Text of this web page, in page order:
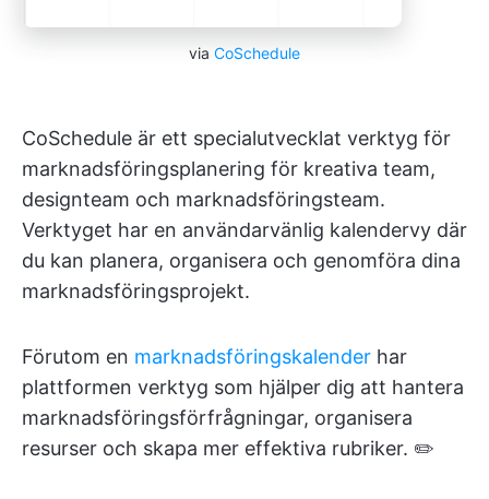
via CoSchedule
CoSchedule är ett specialutvecklat verktyg för
marknadsföringsplanering för kreativa team,
designteam och marknadsföringsteam.
Verktyget har en användarvänlig kalendervy där
du kan planera, organisera och genomföra dina
marknadsföringsprojekt.
Förutom en marknadsföringskalender har
plattformen verktyg som hjälper dig att hantera
marknadsföringsförfrågningar, organisera
resurser och skapa mer effektiva rubriker. ✏️